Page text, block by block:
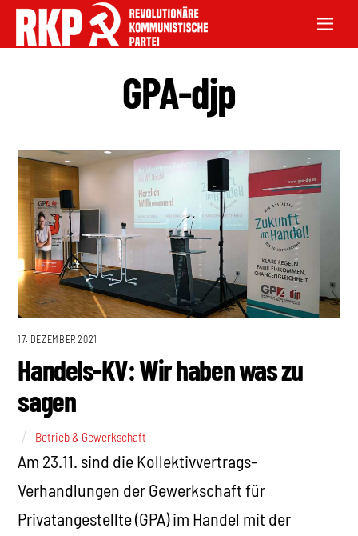
GPA-djp
17. DEZEMBER 2021
Handels-KV: Wir haben was zu
sagen
Betrieb & Gewerkschaft
Am 23.11. sind die Kollektivvertrags-
Verhandlungen der Gewerkschaft für
Privatangestellte (GPA) im Handel mit der